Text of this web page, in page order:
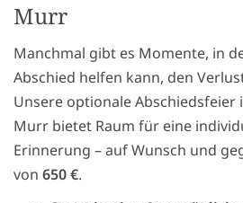
Murr
Manchmal gibt es Momente, in
Abschied helfen kann, den
Unsere optionale Abschiedsfeier
Murr bietet Raum für eine
Erinnerung – auf Wunsch und
von 650 €.